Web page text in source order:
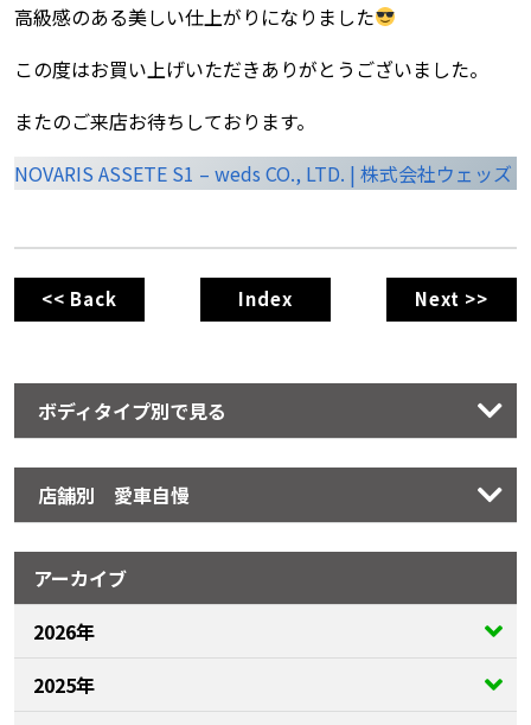
高級感のある美しい仕上がりになりました
この度はお買い上げいただきありがとうございました。
またのご来店お待ちしております。
NOVARIS ASSETE S1 – weds CO., LTD. | 株式会社ウェッズ
<< Back Index Next >>
ボディタイプ別で見る
店舗別 愛車自慢
アーカイブ
2026年
2025年